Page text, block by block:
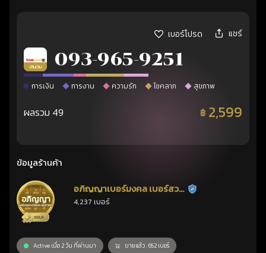
เบอร์โปรด แชร์
เติมเงิน 093-965-9251
การเงิน การงาน ความรัก โชคลาภ สุขภาพ
ผลรวม 49 ฿ 2,599
ข้อมูลร้านค้า
อภิญญาเบอร์มงคล เบอร์สวย
เลขศาสตร์
ร้านยืนยันแล้ว
4,237 เบอร์
Active เมื่อ 2 วัน ที่ผ่านมา ขายแล้ว : 652 เบอร์